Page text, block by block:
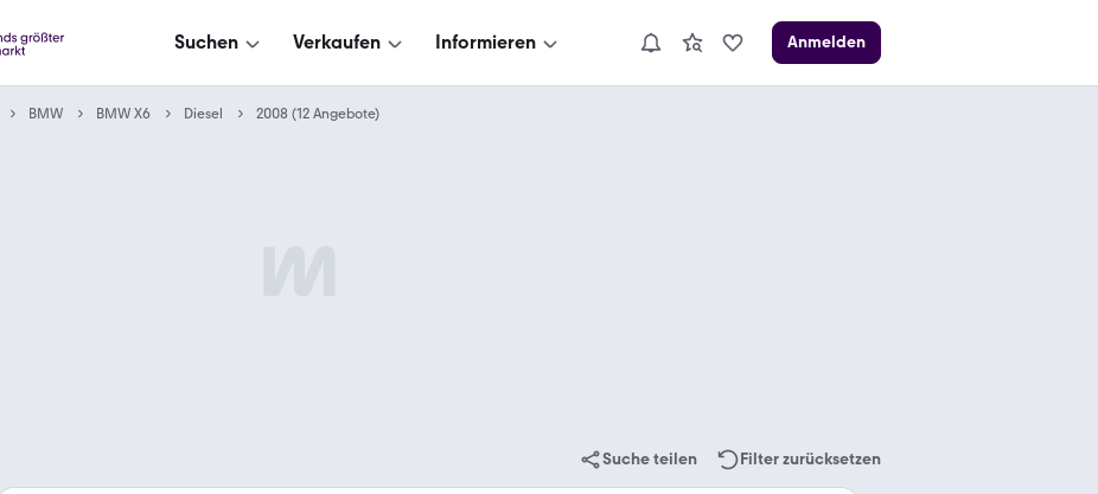
Suchen Verkaufen Informieren Anmelden
BMW BMW X6 Diesel 2008 (12 Angebote)
Suche teilen Filter zurücksetzen